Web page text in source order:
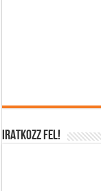
IRATKOZZ FEL!